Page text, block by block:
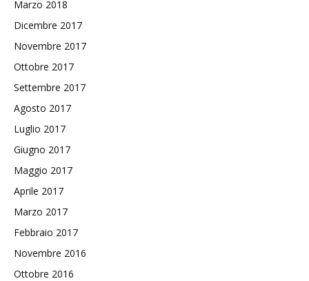
Marzo 2018
Dicembre 2017
Novembre 2017
Ottobre 2017
Settembre 2017
Agosto 2017
Luglio 2017
Giugno 2017
Maggio 2017
Aprile 2017
Marzo 2017
Febbraio 2017
Novembre 2016
Ottobre 2016